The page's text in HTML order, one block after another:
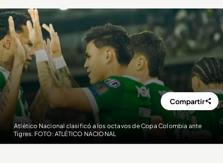
Atlético Nacional clasificó a los octavos de Copa Colombia ante
Tigres. FOTO: ATLÉTICO NACIONAL
Compartir